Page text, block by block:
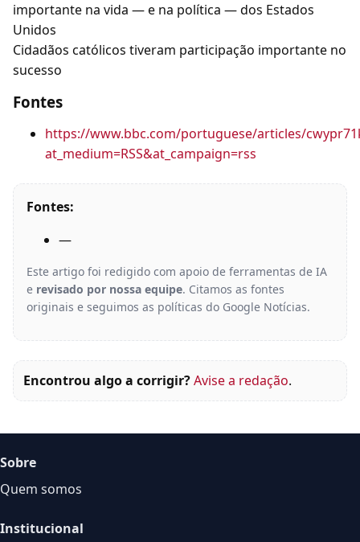
importante na vida — e na política — dos Estados
Unidos
Cidadãos católicos tiveram participação importante no
sucesso
Fontes
https://www.bbc.com/portuguese/articles/
at_medium=RSS&at_campaign=rss
Fontes:
—
Este artigo foi redigido com apoio de ferramentas de IA
e revisado por nossa equipe. Citamos as fontes
originais e seguimos as políticas do Google Notícias.
Encontrou algo a corrigir?Avise a redação.
Sobre
Quem somos
Institucional